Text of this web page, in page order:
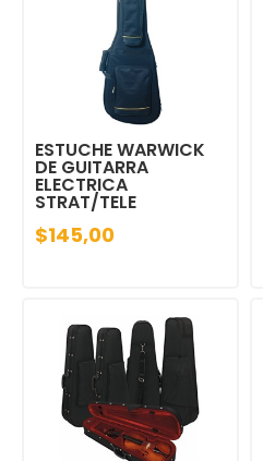
ESTUCHE WARWICK
DE GUITARRA
ELECTRICA
STRAT/TELE
$145,00